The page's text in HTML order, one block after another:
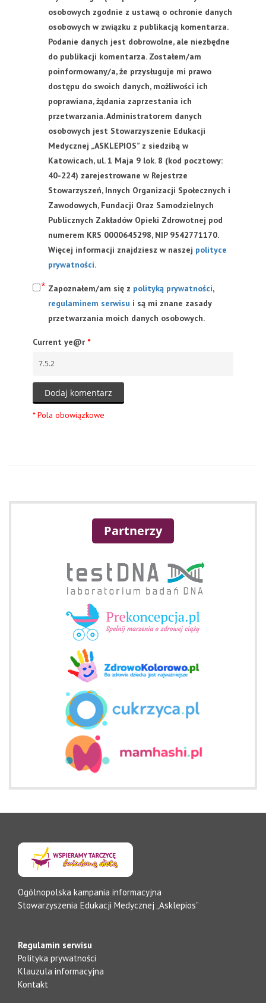
osobowych zgodnie z ustawą o ochronie danych
osobowych w związku z publikacją komentarza.
Podanie danych jest dobrowolne, ale niezbędne
do publikacji komentarza. Zostałem/am
poinformowany/a, że przysługuje mi prawo
dostępu do swoich danych, możliwości ich
poprawiana, żądania zaprzestania ich
przetwarzania. Administratorem danych
osobowych jest Stowarzyszenie Edukacji
Medycznej „ASKLEPIOS” z siedzibą w
Katowicach, ul. 1 Maja 9 lok. 8 (kod pocztowy:
40-224) zarejestrowane w Rejestrze
Stowarzyszeń, Innych Organizacji Społecznych i
Zawodowych, Fundacji Oraz Samodzielnych
Publicznych Zakładów Opieki Zdrowotnej pod
numerem KRS 0000645298, NIP 9542771170.
Więcej informacji znajdziesz w naszej polityce
prywatności.
Zapoznałem/am się z polityką prywatności,
regulaminem serwisu i są mi znane zasady
przetwarzania moich danych osobowych.
Current ye@r *
Partnerzy
Ogólnopolska kampania informacyjna
Stowarzyszenia Edukacji Medycznej „Asklepios”
Regulamin serwisu
Polityka prywatności
Klauzula informacyjna
Kontakt